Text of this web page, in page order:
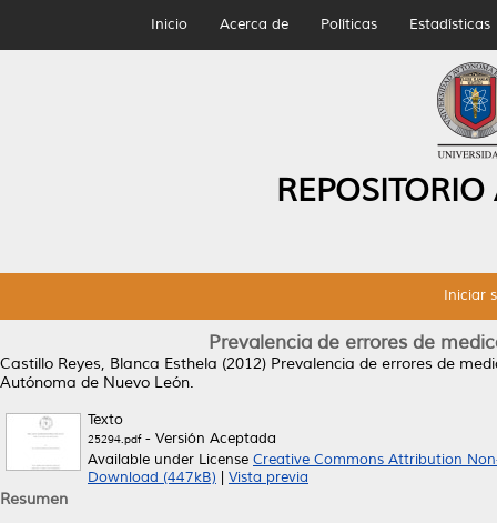
Inicio Acerca de Políticas Estadísticas
Iniciar
Prevalencia de errores de
Castillo Reyes, Blanca Esthela (2012) Prevalencia de errores de
Autónoma de Nuevo León.
Texto
25294.pdf- Versión Aceptada
Available under License Creative Commons Attribution
Download (447kB)
Vista previa
Resumen